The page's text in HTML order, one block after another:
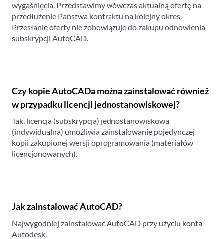
wygaśnięcia. Przedstawimy wówczas aktualną ofertę na
przedłużenie Państwa kontraktu na kolejny okres.
Przesłanie oferty nie zobowiązuje do zakupu odnowienia
subskrypcji AutoCAD.
Czy kopie AutoCADa można zainstalować również
w przypadku licencji jednostanowiskowej?
Tak, licencja (subskrypcja) jednostanowiskowa
(indywidualna) umożliwia zainstalowanie pojedynczej
kopii zakupionej wersji oprogramowania (materiałów
licencjonowanych).
Jak zainstalować AutoCAD?
Najwygodniej zainstalować AutoCAD przy użyciu konta
Autodesk.